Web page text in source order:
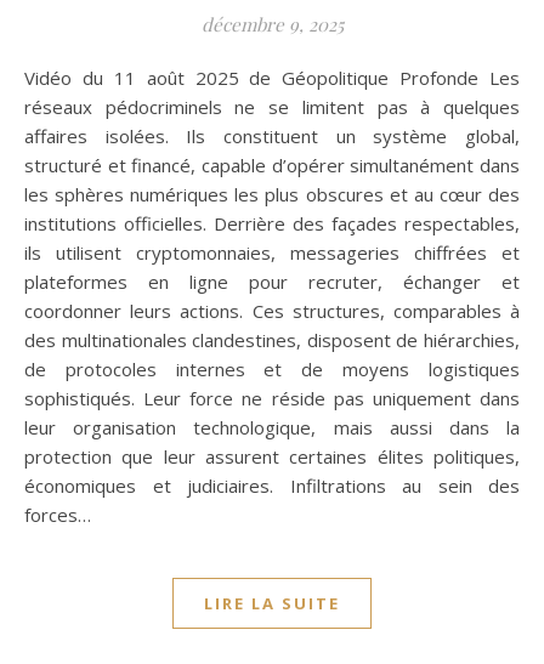
décembre 9, 2025
Vidéo du 11 août 2025 de Géopolitique Profonde Les
réseaux pédocriminels ne se limitent pas à quelques
affaires isolées. Ils constituent un système global,
structuré et financé, capable d’opérer simultanément dans
les sphères numériques les plus obscures et au cœur des
institutions officielles. Derrière des façades respectables,
ils utilisent cryptomonnaies, messageries chiffrées et
plateformes en ligne pour recruter, échanger et
coordonner leurs actions. Ces structures, comparables à
des multinationales clandestines, disposent de hiérarchies,
de protocoles internes et de moyens logistiques
sophistiqués. Leur force ne réside pas uniquement dans
leur organisation technologique, mais aussi dans la
protection que leur assurent certaines élites politiques,
économiques et judiciaires. Infiltrations au sein des
forces…
LIRE LA SUITE